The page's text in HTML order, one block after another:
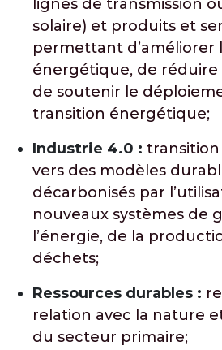
lignes de transmission
solaire) et produits et
permettant d’améliorer
énergétique, de réduire
de soutenir le
transition énergétique;
Industrie 4.0 : transition
vers des modèles
décarbonisés par
nouveaux systèmes de
l’énergie, de la
déchets;
Ressources durables :
relation avec la nature
du secteur primaire;